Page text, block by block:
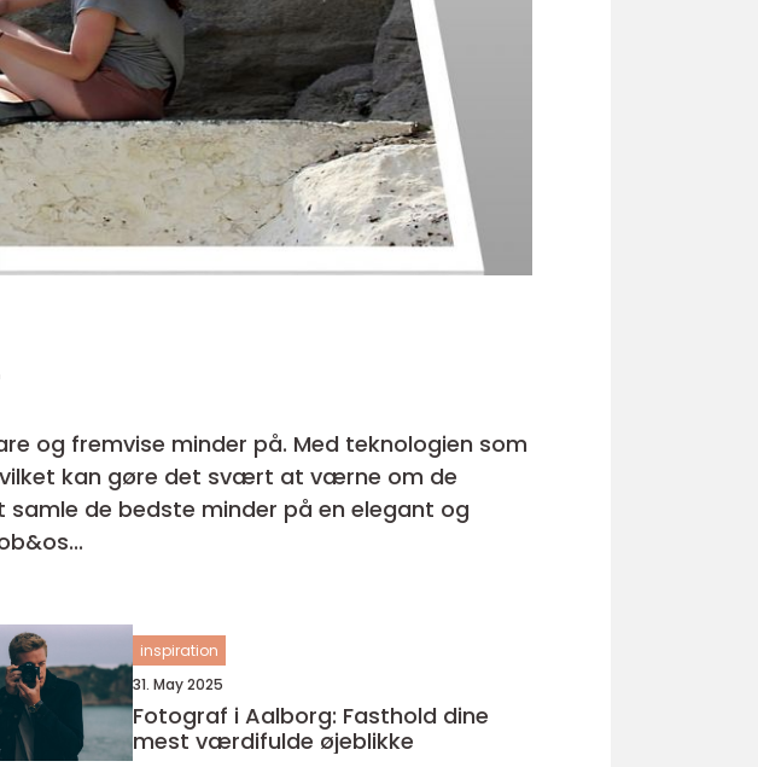
og fremvise minder på. Med teknologien som
kan gøre det svært at værne om de
de bedste minder på en elegant og
inspiration
31. May 2025
Fotograf i Aalborg: Fasthold dine
mest værdifulde øjeblikke